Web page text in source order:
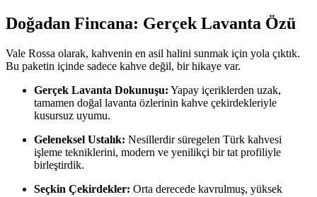
Doğadan Fincana: Gerçek Lavanta Özü
Vale Rossa olarak, kahvenin en asil halini sunmak için yola çıktık.
Bu paketin içinde sadece kahve değil, bir hikaye var.
Gerçek Lavanta Dokunuşu: Yapay içeriklerden uzak,
tamamen doğal lavanta özlerinin kahve çekirdekleriyle
kusursuz uyumu.
Geleneksel Ustalık: Nesillerdir süregelen Türk kahvesi
işleme tekniklerini, modern ve yenilikçi bir tat profiliyle
birleştirdik.
Seçkin Çekirdekler: Orta derecede kavrulmuş, yüksek